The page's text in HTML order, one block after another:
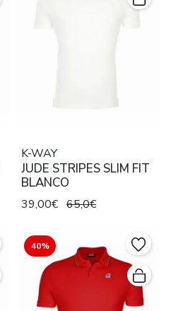
K-WAY
JUDE STRIPES SLIM FIT
BLANCO
39,00€ 65,0€
40%